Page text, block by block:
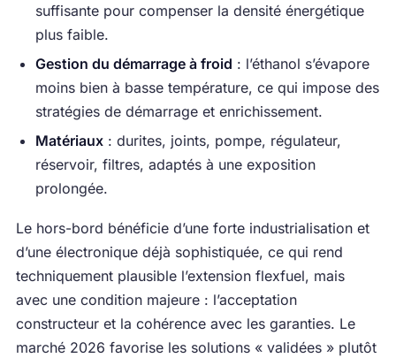
suffisante pour compenser la densité énergétique
plus faible.
Gestion du démarrage à froid : l’éthanol s’évapore
moins bien à basse température, ce qui impose des
stratégies de démarrage et enrichissement.
Matériaux: durites, joints, pompe, régulateur,
réservoir, filtres, adaptés à une exposition
prolongée.
Le hors-bord bénéficie d’une forte industrialisation et
d’une électronique déjà sophistiquée, ce qui rend
techniquement plausible l’extension flexfuel, mais
avec une condition majeure : l’acceptation
constructeur et la cohérence avec les garanties. Le
marché 2026 favorise les solutions « validées » plutôt